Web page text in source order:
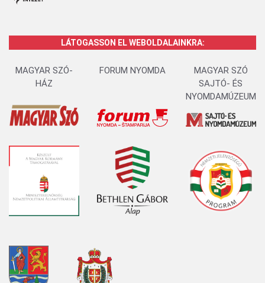
LÁTOGASSON EL WEBOLDALAINKRA:
MAGYAR SZÓ-
HÁZ
FORUM NYOMDA
MAGYAR SZÓ
SAJTÓ- ÉS
NYOMDAMÚZEUM